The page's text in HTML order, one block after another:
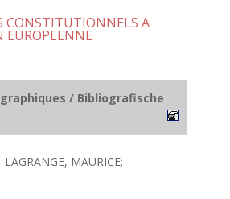
CONSTITUTIONNELS A
EUROPEENNE
/ Bibliografische
LAGRANGE, MAURICE;